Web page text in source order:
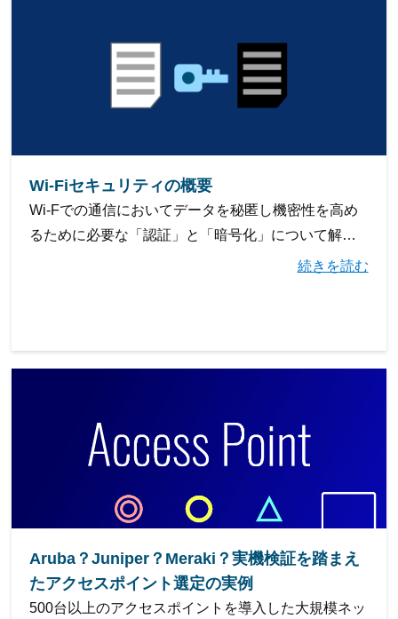
Wi-Fiセキュリティの概要
Wi-Fでの通信においてデータを秘匿し機密性を⾼め
るために必要な「認証」と「暗号化」について解説
続きを読む
Aruba？Juniper？Meraki？実機検証を踏まえ
たアクセスポイント選定の実例
500台以上のアクセスポイントを導⼊した⼤規模ネッ